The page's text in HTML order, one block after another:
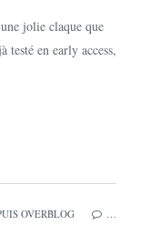
jolie claque que
en early access,
OVERBLOG